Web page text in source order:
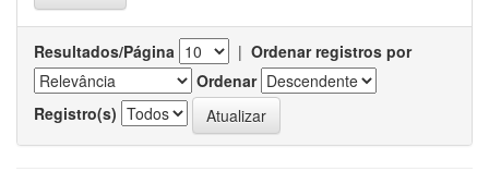
Resultados/Página | Ordenar registros por
Ordenar
Registro(s)